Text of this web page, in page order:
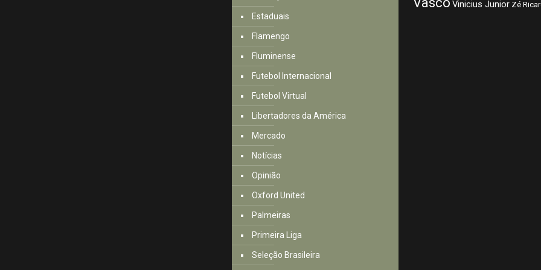
Estaduais
Flamengo
Fluminense
Futebol Internacional
Futebol Virtual
Libertadores da América
Mercado
Notícias
Opinião
Oxford United
Palmeiras
Primeira Liga
Seleção Brasileira
Vinicius Junior Zé